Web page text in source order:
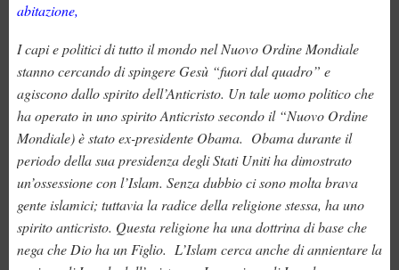
abitazione,
I capi e politici di tutto il mondo nel Nuovo Ordine Mondiale
stanno cercando di spingere Gesù “fuori dal quadro” e
agiscono dallo spirito dell’Anticristo. Un tale uomo politico che
ha operato in uno spirito Anticristo secondo il “Nuovo Ordine
Mondiale) è stato ex-presidente Obama. Obama durante il
periodo della sua presidenza degli Stati Uniti ha dimostrato
un’ossessione con l’Islam. Senza dubbio ci sono molta brava
gente islamici; tuttavia la radice della religione stessa, ha uno
spirito anticristo. Questa religione ha una dottrina di base che
nega che Dio ha un Figlio. L’Islam cerca anche di annientare la